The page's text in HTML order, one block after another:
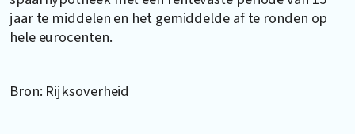
jaar te middelen en het gemiddelde af te ronden op
hele eurocenten.
Bron: Rijksoverheid